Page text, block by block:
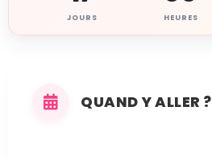
JOURS HEURES
QUAND Y ALLER ?